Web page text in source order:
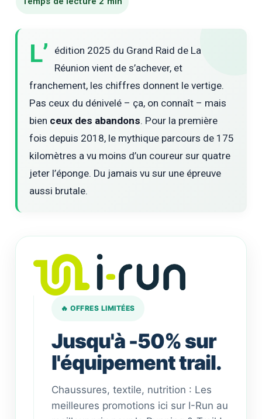
L’
édition 2025 du Grand Raid de La
Réunion vient de s’achever, et
franchement, les chiffres donnent le vertige.
Pas ceux du dénivelé – ça, on connaît – mais
bien ceux des abandons. Pour la première
fois depuis 2018, le mythique parcours de 175
kilomètres a vu moins d’un coureur sur quatre
jeter l’éponge. Du jamais vu sur une épreuve
aussi brutale.
🔥 OFFRES LIMITÉES
Jusqu'à -50% sur
l'équipement trail.
Chaussures, textile, nutrition : Les
meilleures promotions ici sur I-Run au